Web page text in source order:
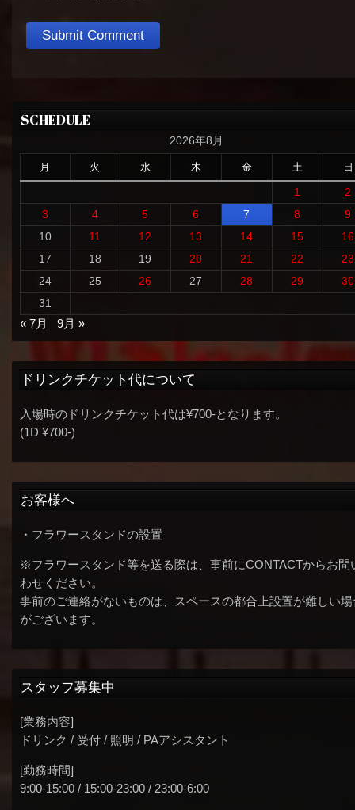
SCHEDULE
2026年8月
月 火 水 木 金 土 日
1
2
3
4 5 6 7 8
9
10
11 12 13 14 15
16
17
18 19 20 21 22
23
24
25 26 27 28 29
30
31
« 7月
9月 »
ドリンクチケット代について
入場時のドリンクチケット代は¥700-となります。
(1D ¥700-)
お客様へ
・フラワースタンドの設置
※フラワースタンド等を送る際は、事前にCONTACTからお問
わせください。
事前のご連絡がないものは、スペースの都合上設置が難しい場
がございます。
スタッフ募集中
[業務内容]
ドリンク / 受付 / 照明 / PAアシスタント
[勤務時間]
9:00-15:00 / 15:00-23:00 / 23:00-6:00